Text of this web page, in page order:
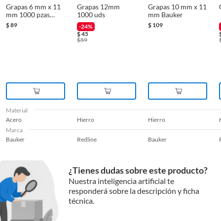
Reembolso de dinero
Iniciaremos el reembolso de tu dinero cuando recibamos el producto.
Grapas 6 mm x 11
mm 1000 pzas
Bauker
$89
Grapas 12mm
1000 uds
-24%
$45
$59
Grapas 10 mm x 11
mm Bauker
$ 109
Material
Acero
Hierro Hierro
Marca
Bauker
Redline Bauker
¿Tienes dudas sobre este producto?
Nuestra inteligencia artificial te
responderá sobre la descripción y ficha
técnica.